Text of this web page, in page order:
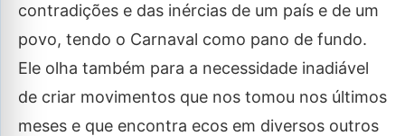
contradições e das inércias de um país e de um
povo, tendo o Carnaval como pano de fundo.
Ele olha também para a necessidade inadiável
de criar movimentos que nos tomou nos últimos
meses e que encontra ecos em diversos outros